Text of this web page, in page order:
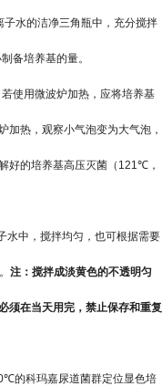
子水的洁净三角瓶中，充分搅拌
备培养基的量。
使用微波炉加热，应将培养基
加热，观察小气泡变为大气泡，
好的培养基高压灭菌（ 121℃ ，
水中，搅拌均匀，也可根据需要
注：搅拌成淡黄色的不透明匀
须在当天用完，禁止保存和重复
的科玛嘉尿道菌群定位显色培